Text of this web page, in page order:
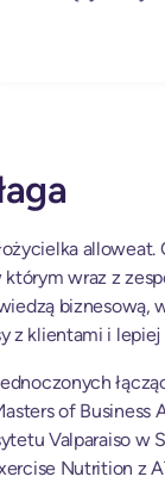
wraz z
biznesową,
z klientami i lepiej
of Business
Valparaiso w
Nutrition z